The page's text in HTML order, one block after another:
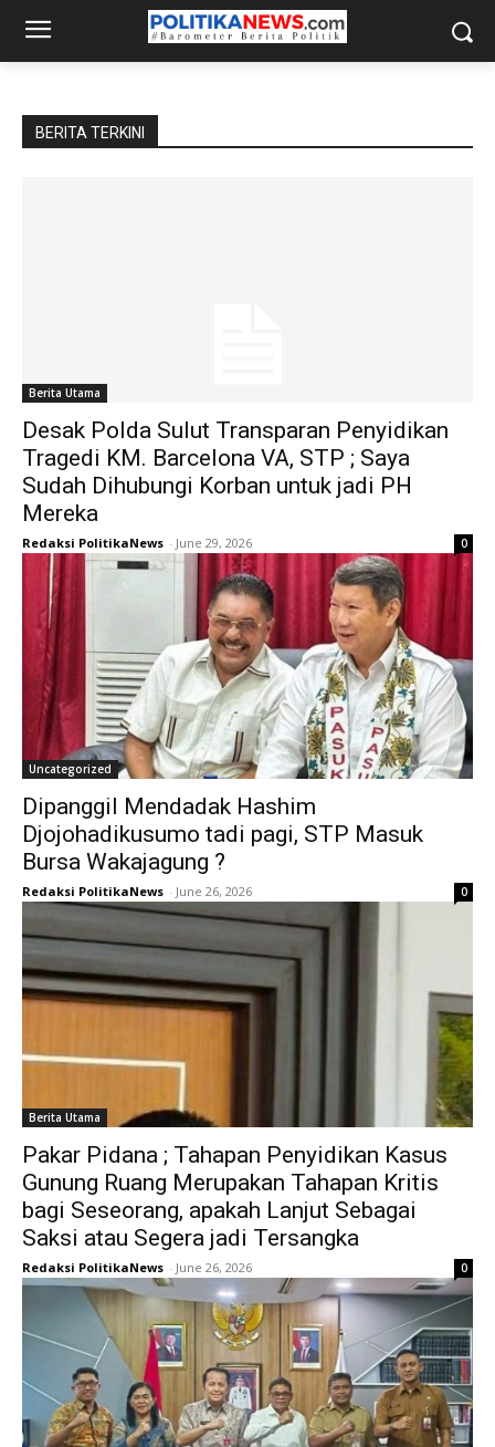
BERITA TERKINI
Berita Utama
Desak Polda Sulut Transparan Penyidikan
Tragedi KM. Barcelona VA, STP ; Saya
Sudah Dihubungi Korban untuk jadi PH
Mereka
Redaksi PolitikaNews - June 29, 2026 0
Uncategorized
Dipanggil Mendadak Hashim
Djojohadikusumo tadi pagi, STP Masuk
Bursa Wakajagung ?
Redaksi PolitikaNews - June 26, 2026 0
Berita Utama
Pakar Pidana ; Tahapan Penyidikan Kasus
Gunung Ruang Merupakan Tahapan Kritis
bagi Seseorang, apakah Lanjut Sebagai
Saksi atau Segera jadi Tersangka
Redaksi PolitikaNews - June 26, 2026 0